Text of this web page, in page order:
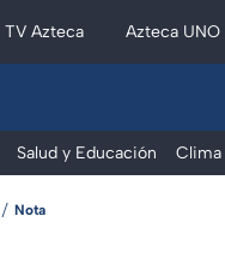
TV Azteca Azteca UNO
Salud y Educación
Nota